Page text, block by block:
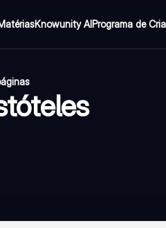
Knowunity AIPrograma de